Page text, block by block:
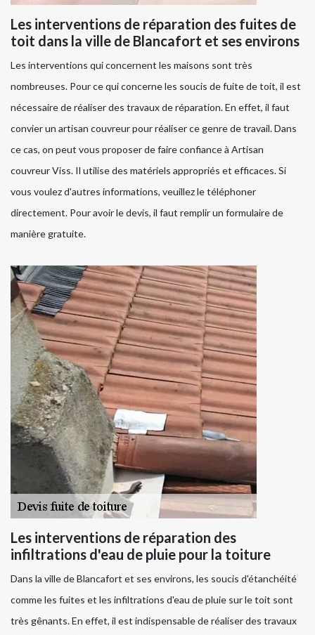
Les interventions de réparation des fuites de
toit dans la ville de Blancafort et ses environs
Les interventions qui concernent les maisons sont très
nombreuses. Pour ce qui concerne les soucis de fuite de toit, il est
nécessaire de réaliser des travaux de réparation. En effet, il faut
convier un artisan couvreur pour réaliser ce genre de travail. Dans
ce cas, on peut vous proposer de faire confiance à Artisan
couvreur Viss. Il utilise des matériels appropriés et efficaces. Si
vous voulez d'autres informations, veuillez le téléphoner
directement. Pour avoir le devis, il faut remplir un formulaire de
manière gratuite.
Les interventions de réparation des
infiltrations d'eau de pluie pour la toiture
Dans la ville de Blancafort et ses environs, les soucis d'étanchéité
comme les fuites et les infiltrations d'eau de pluie sur le toit sont
très gênants. En effet, il est indispensable de réaliser des travaux